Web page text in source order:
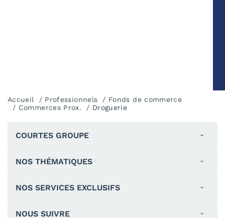
Accueil Professionnels
Fonds de commerce
Commerces Prox.
Droguerie
COURTES GROUPE
NOS THÉMATIQUES
NOS SERVICES EXCLUSIFS
NOUS SUIVRE